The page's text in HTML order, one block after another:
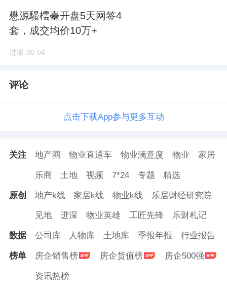
懋源騴橒臺开盘5天网签4
套，成交均价10万+
进深 08-04
评论
点击下载App参与更多互动
关注 地产圈 物业直通车 物业满意度 物业 家居
乐商 土地 视频 7*24 专题 精选
原创 地产k线 家居k线 物业k线 乐居财经研究院
见地 进深 物业英雄 工匠先锋 乐财札记
数据 公司库 人物库 土地库 季报年报 行业报告
榜单 房企销售榜 房企货值榜 房企500强
资讯热榜